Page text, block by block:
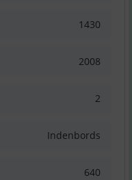
1430
2008
2
Indenbords
640